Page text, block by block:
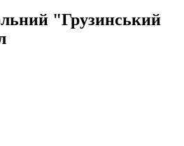
"Грузинський